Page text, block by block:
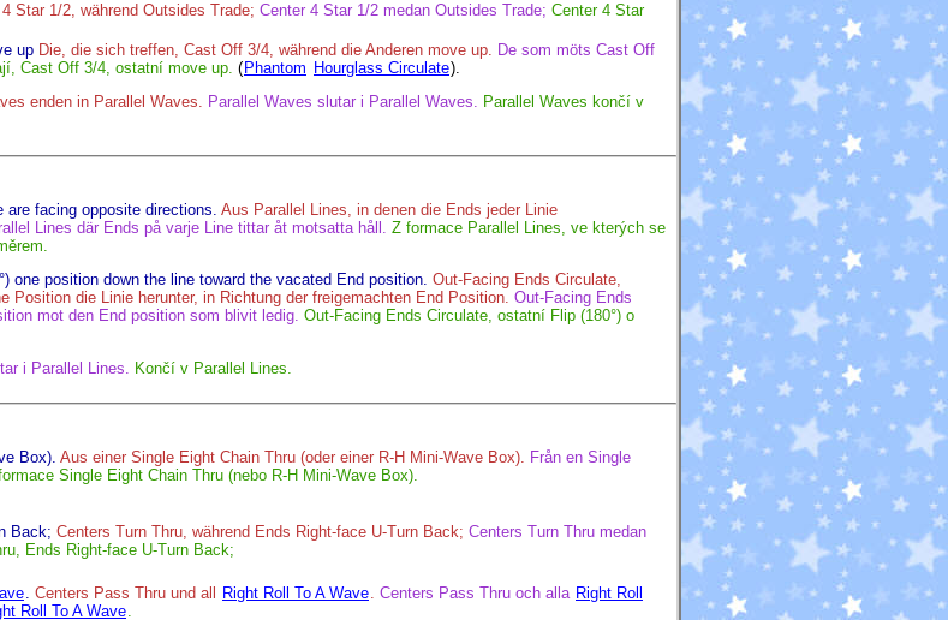
Star 1/2, während Outsides Trade; Center 4 Star 1/2 medan Outsides Trade; Center 4 Star
up Die, die sich treffen, Cast Off 3/4, während die Anderen move up. De som möts Cast Off
Cast Off 3/4, ostatní move up. ( Phantom Hourglass Circulate).
enden in Parallel Waves. Parallel Waves slutar i Parallel Waves. Parallel Waves končí v
are facing opposite directions. Aus Parallel Lines, in denen die Ends jeder Linie
Lines där Ends på varje Line tittar åt motsatta håll. Z formace Parallel Lines, ve kterých se
one position down the line toward the vacated End position. Out-Facing Ends Circulate,
Position die Linie herunter, in Richtung der freigemachten End Position. Out-Facing Ends
mot den End position som blivit ledig. Out-Facing Ends Circulate, ostatní Flip (180°) o
i Parallel Lines. Končí v Parallel Lines.
Box). Aus einer Single Eight Chain Thru (oder einer R-H Mini-Wave Box). Från en Single
Single Eight Chain Thru (nebo R-H Mini-Wave Box).
Back; Centers Turn Thru, während Ends Right-face U-Turn Back; Centers Turn Thru medan
Ends Right-face U-Turn Back;
Centers Pass Thru und all Right Roll To A Wave Centers Pass Thru och alla Right Roll
Roll To A Wave